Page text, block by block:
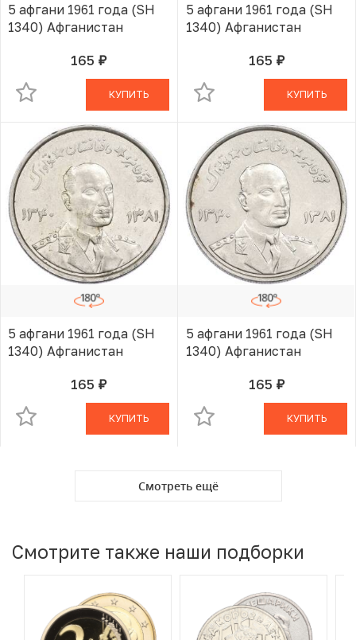
5 афгани 1961 года (SH
1340) Афганистан
165 руб.В КОРЗИНЕ
КУПИТЬ
5 афгани 1961 года (SH
1340) Афганистан
165 руб.В КОРЗИНЕ
КУПИТЬ
5 афгани 1961 года (SH
1340) Афганистан
165 руб.В КОРЗИНЕ
КУПИТЬ
5 афгани 1961 года (SH
1340) Афганистан
165 руб.В КОРЗИНЕ
КУПИТЬ
Смотреть ещё
Смотрите также наши подборки